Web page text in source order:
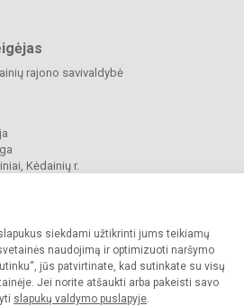
siekdami užtikrinti jums teikiamų
naudojimą ir optimizuoti naršymo
jūs patvirtinate, kad sutinkate su visų
Jei norite atšaukti arba pakeisti savo
slapukų valdymo puslapyje.
rajono savivaldybė
Kėdainių r.